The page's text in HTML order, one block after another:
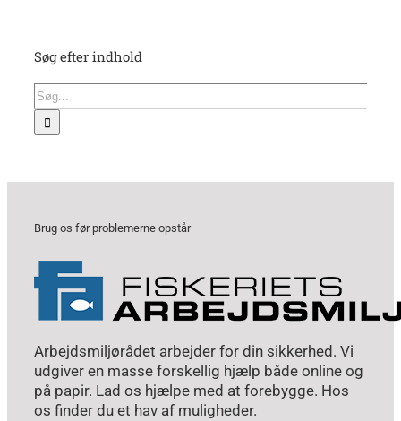
Søg efter indhold
Søg
efter:
Brug os før problemerne opstår
Arbejdsmiljørådet arbejder for din sikkerhed. Vi
udgiver en masse forskellig hjælp både online og
på papir. Lad os hjælpe med at forebygge. Hos
os finder du et hav af muligheder.